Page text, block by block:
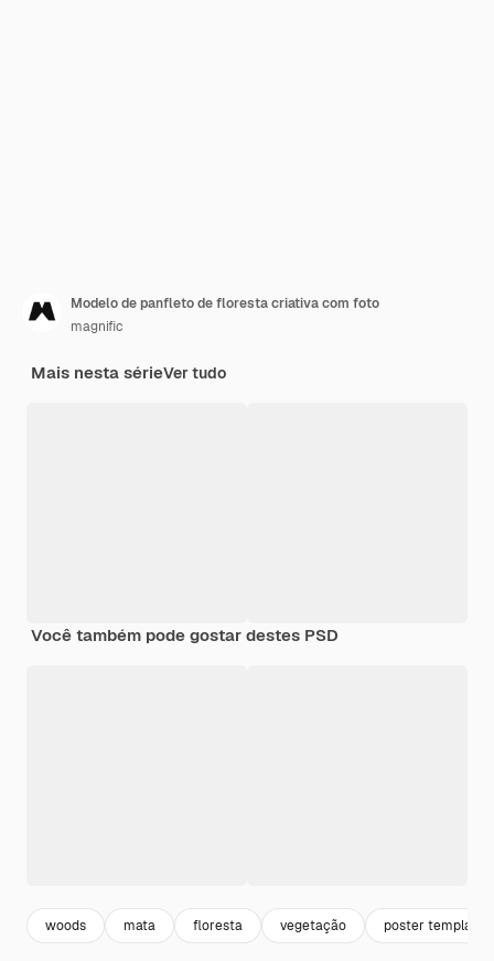
Modelo de panfleto de floresta criativa com foto
magnific
Mais nesta sérieVer tudo
Você também pode gostar destes PSD
woods mata floresta vegetação poster template